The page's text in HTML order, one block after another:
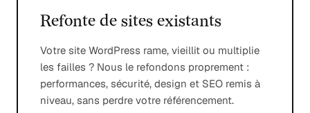
Refonte de sites existants
Votre site WordPress rame, vieillit ou multiplie
les failles ? Nous le refondons proprement :
performances, sécurité, design et SEO remis à
niveau, sans perdre votre référencement.